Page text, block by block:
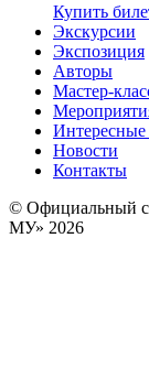
Купить
Экскурсии
Экспозиция
Авторы
Мастер-
Новости
Контакты
© Официальный
МУ» 2026